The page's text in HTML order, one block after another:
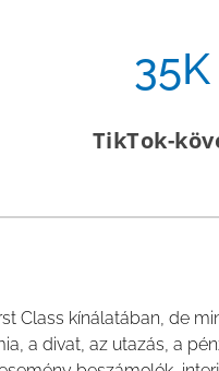
35K
TikTok-
Class kínálatában, de
a divat, az utazás, a